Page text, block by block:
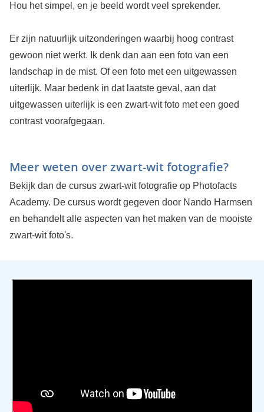
Hou het simpel, en je beeld wordt veel sprekender.
Er zijn natuurlijk uitzonderingen waarbij hoog contrast
gewoon niet werkt. Ik denk dan aan een foto van een
landschap in de mist. Of een foto met een uitgewassen
uiterlijk. Maar bedenk in dat laatste geval, aan dat
uitgewassen uiterlijk is een zwart-wit foto met een goed
contrast voorafgegaan.
Meer weten over zwart-wit fotografie?
Bekijk dan de cursus zwart-wit fotografie op Photofacts
Academy. De cursus wordt gegeven door Nando Harmsen
en behandelt alle aspecten van het maken van de mooiste
zwart-wit foto's.